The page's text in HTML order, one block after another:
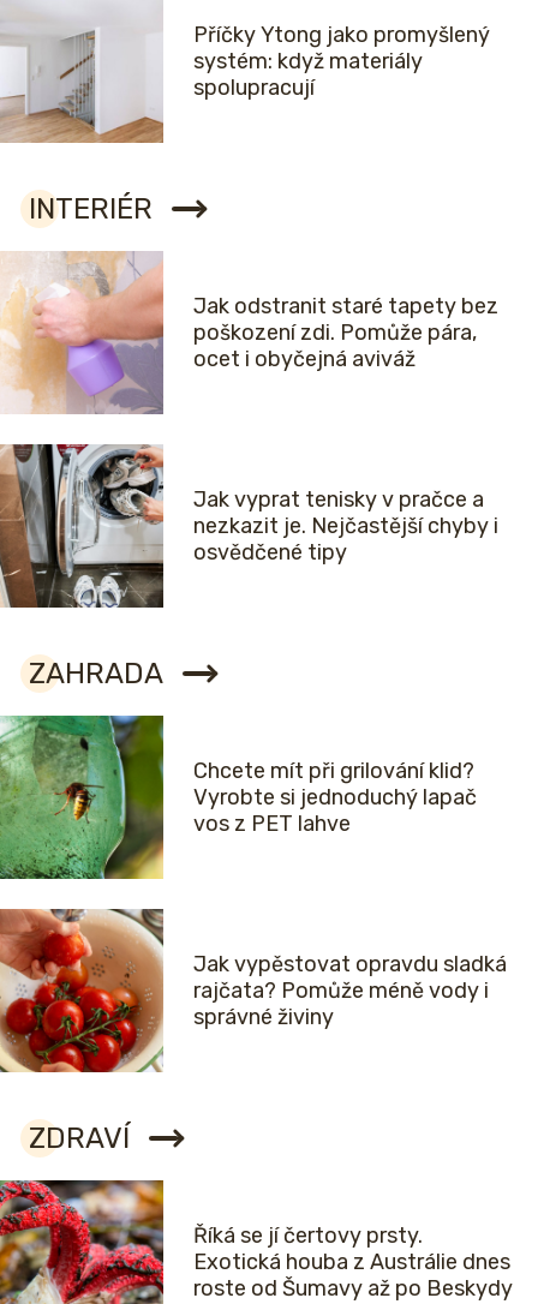
Příčky Ytong jako promyšlený
systém: když materiály
spolupracují
INTERIÉR
Jak odstranit staré tapety bez
poškození zdi. Pomůže pára,
ocet i obyčejná aviváž
Jak vyprat tenisky v pračce a
nezkazit je. Nejčastější chyby i
osvědčené tipy
ZAHRADA
Chcete mít při grilování klid?
Vyrobte si jednoduchý lapač
vos z PET lahve
Jak vypěstovat opravdu sladká
rajčata? Pomůže méně vody i
správné živiny
ZDRAVÍ
Říká se jí čertovy prsty.
Exotická houba z Austrálie dnes
roste od Šumavy až po Beskydy